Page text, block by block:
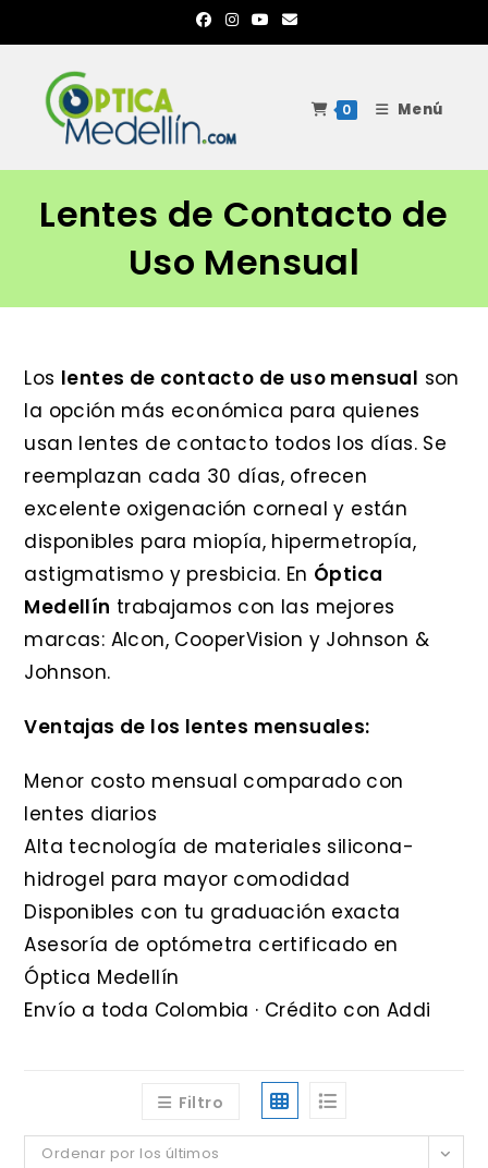
al
contenido
0 Menú
Lentes de Contacto de
Uso Mensual
Los lentes de contacto de uso mensual son
la opción más económica para quienes
usan lentes de contacto todos los días. Se
reemplazan cada 30 días, ofrecen
excelente oxigenación corneal y están
disponibles para miopía, hipermetropía,
astigmatismo y presbicia. En Óptica
Medellín trabajamos con las mejores
marcas: Alcon, CooperVision y Johnson &
Johnson.
Ventajas de los lentes mensuales:
Menor costo mensual comparado con
lentes diarios
Alta tecnología de materiales silicona-
hidrogel para mayor comodidad
Disponibles con tu graduación exacta
Asesoría de optómetra certificado en
Óptica Medellín
Envío a toda Colombia · Crédito con Addi
Filtro
Ordenar por los últimos